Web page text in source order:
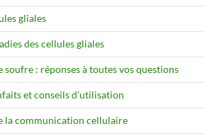
gliales
des cellules gliales
soufre : réponses à toutes vos questions
et conseils d’utilisation
la communication cellulaire